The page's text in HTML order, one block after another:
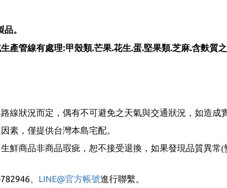
。
產管線有處理:甲殼類.芒果.花生.蛋.堅果類.芝麻.含麩質
線狀況而定，偶有不可避免之天氣與交通狀況，如造成
素，僅提供台灣本島宅配。
鮮商品非商品瑕疵，恕不接受退換，如果發現品質異常(
、 LINE@官方帳號進行聯繫。